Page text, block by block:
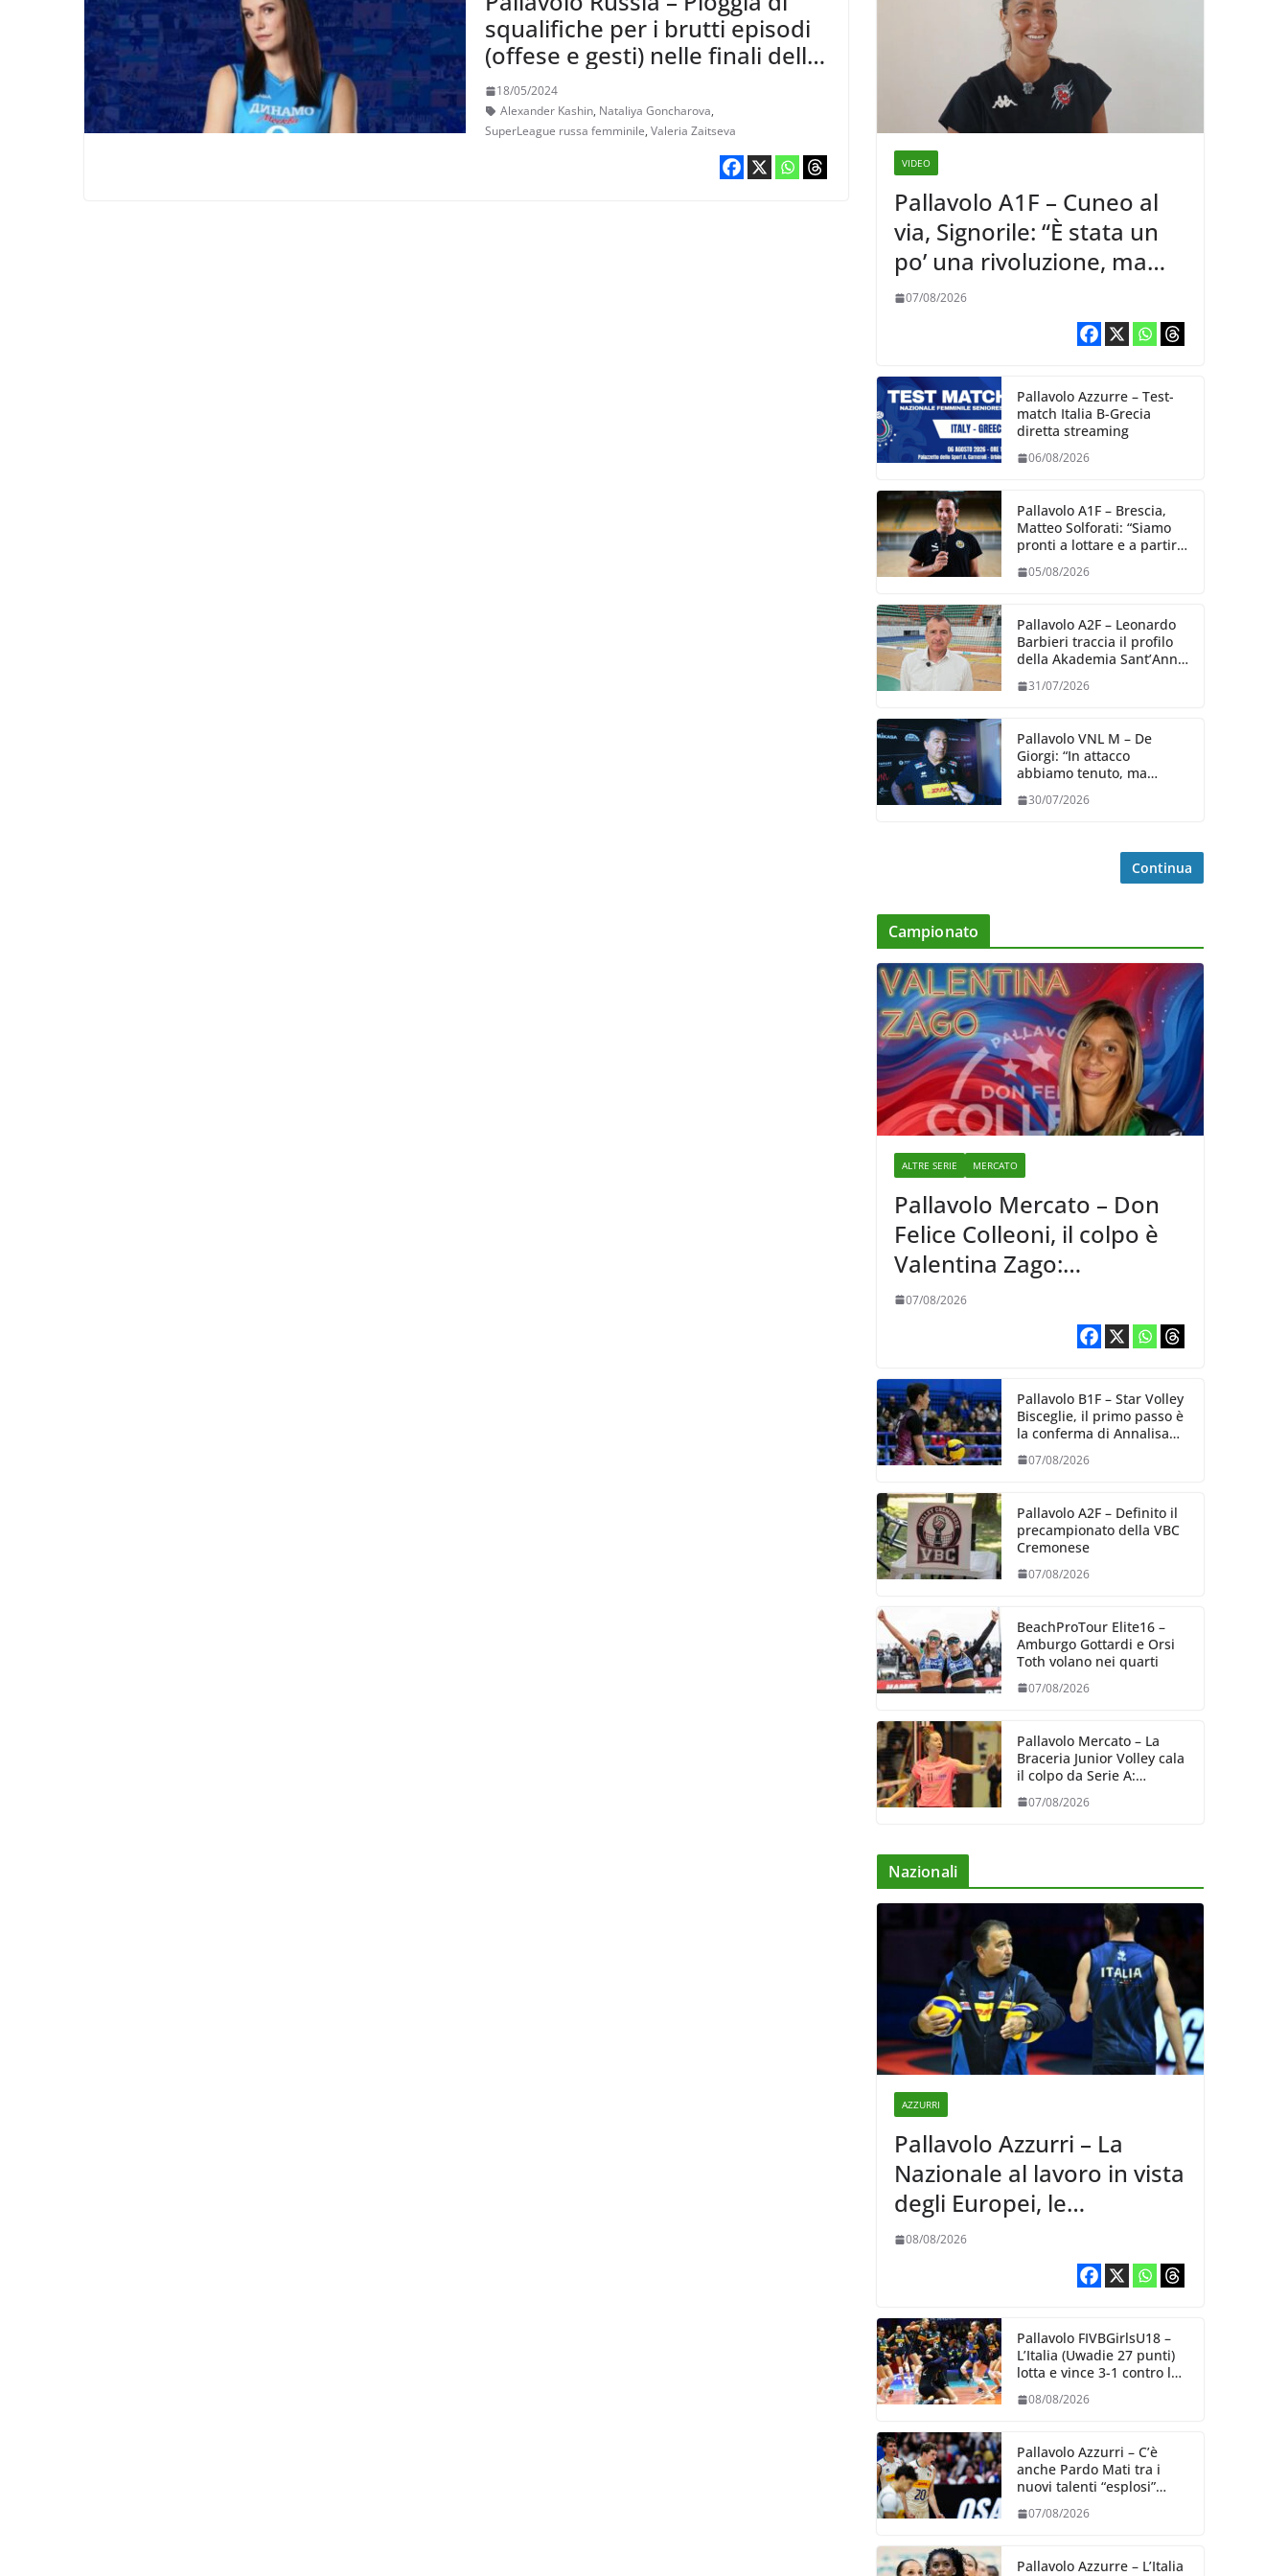
squalifiche per i brutti episodi
(offese e gesti) nelle finali della
Super League donne
18/05/2024
Alexander Kashin, Nataliya Goncharova,
SuperLeague russa femminile,Valeria Zaitseva
VIDEO
Pallavolo A1F – Cuneo al
via, Signorile: “È stata un
po’ una rivoluzione, ma
abbiamo le idee chiare siu
cosa vogliamo fare”
07/08/2026
Pallavolo Azzurre – Test-
match Italia B-Grecia
diretta streaming
06/08/2026
Pallavolo A1F – Brescia,
Matteo Solforati: “Siamo
pronti a lottare e a partire
giorno”
05/08/2026
Pallavolo A2F – Leonardo
Barbieri traccia il profilo
della Akademia Sant’Anna
31/07/2026
Pallavolo VNL M – De
Giorgi: “In attacco
abbiamo tenuto, ma
dalla prestazione in
30/07/2026
Continua
Campionato
ALTRE SERIE MERCATO
Pallavolo Mercato – Don
Felice Colleoni, il colpo è
Valentina Zago:
esperienza e oltre 5.000
punti al servizio di
07/08/2026
Pallavolo B1F – Star Volley
Bisceglie, il primo passo è
la conferma di Annalisa
Mileno
07/08/2026
Pallavolo A2F – Definito il
precampionato della VBC
Cremonese
07/08/2026
BeachProTour Elite16 –
Amburgo Gottardi e Orsi
Toth volano nei quarti
07/08/2026
Pallavolo Mercato – La
Braceria Junior Volley cala
il colpo da Serie A:
Barbara Varaldo è il nuovo
riferimento dell’attacco
07/08/2026
Nazionali
AZZURRI
Pallavolo Azzurri – La
Nazionale al lavoro in vista
degli Europei, le
convocazioni di
Ferdinando De Giorgi
08/08/2026
Pallavolo FIVBGirlsU18 –
L’Italia (Uwadie 27 punti)
lotta e vince 3-1 contro la
08/08/2026
Pallavolo Azzurri – C’è
anche Pardo Mati tra i
nuovi talenti “esplosi”
Volleyball World
07/08/2026
Pallavolo Azzurre – L’Italia